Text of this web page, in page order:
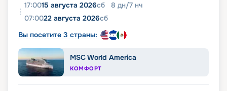
17:0015 августа 2026сб 8 дн/7 нч
07:0022 августа 2026сб
Вы посетите 3 страны:
MSC World America
КОМФОРТ